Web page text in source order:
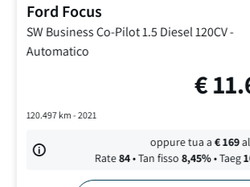
Ford Focus
SW Business Co-Pilot1.5 Diesel 120CV-
Automatico
€
120.497km - 2021
oppure tua a€169
Rate84• Tan fisso 8,45%• Taeg